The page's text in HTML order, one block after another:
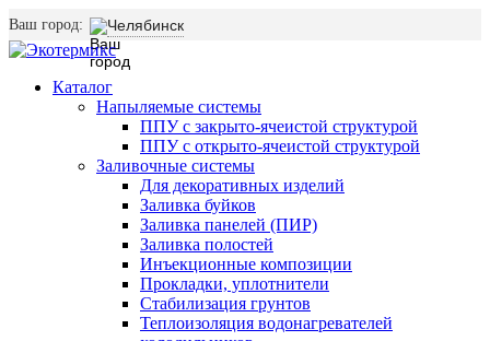
Ваш город: Челябинск
Каталог
Напыляемые системы
ППУ с закрыто-ячеистой структурой
ППУ с открыто-ячеистой структурой
Заливочные системы
Для декоративных изделий
Заливка буйков
Заливка панелей (ПИР)
Заливка полостей
Инъекционные композиции
Прокладки, уплотнители
Стабилизация грунтов
Теплоизоляция водонагревателей